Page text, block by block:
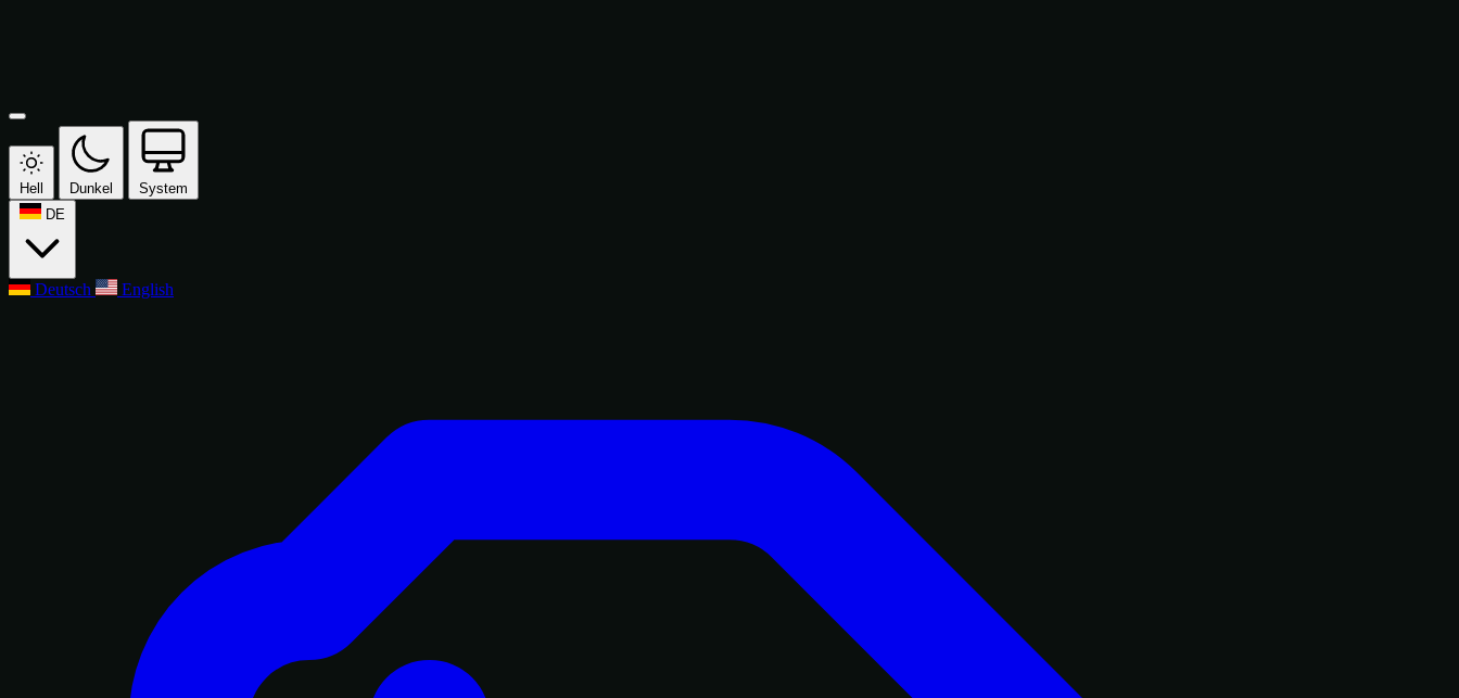
Hell Dunkel
System
DE
Deutsch English